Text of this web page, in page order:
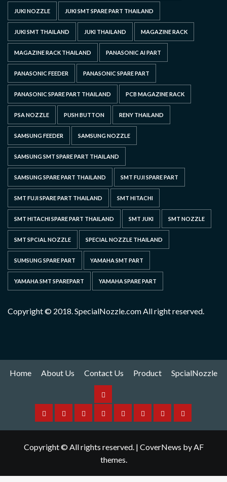
JUKI NOZZLE JUKI SMT SPARE PART THAILAND
JUKI SMT THAILAND JUKI THAILAND MAGAZINE RACK
MAGAZINE RACK THAILAND PANASONIC AI PART
PANASONIC FEEDER PANASONIC SPARE PART
PANASONIC SPARE PART THAILAND PCB MAGAZINE RACK
PSA NOZZLE PUSH BUTTON RENY THAILAND
SAMSUNG FEEDER SAMSUNG NOZZLE
SAMSUNG SMT SPARE PART THAILAND
SAMSUNG SPARE PART THAILAND SMT FUJI SPARE PART
SMT FUJI SPARE PART THAILAND SMT HITACHI
SMT HITACHI SPARE PART THAILAND SMT JUKI SMT NOZZLE
SMT SPCIAL NOZZLE SPECIAL NOZZLE THAILAND
SUMSUNG SPARE PART YAMAHA SMT PART
YAMAHA SMT SPAREPART YAMAHA SPARE PART
Copyright © 2018. SpecialNozzle.com All right reserved.
Home About Us Contact Us Product SpcialNozzle
HomeAboutContact
Product
SpareYamaha
I
HitachiSpcialNozzle
Copyright © All rights reserved. | CoverNews by AF
themes.